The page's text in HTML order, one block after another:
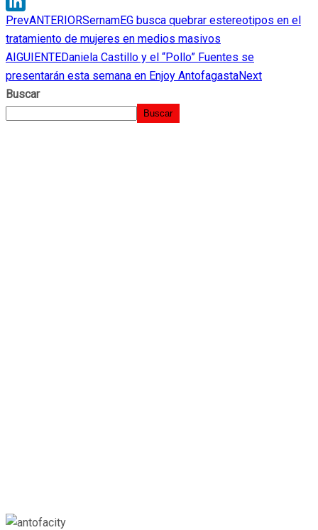
LinkedIn
PrevANTERIORSernamEG busca quebrar estereotipos en el
tratamiento de mujeres en medios masivos
AIGUIENTEDaniela Castillo y el “Pollo” Fuentes se
presentarán esta semana en Enjoy AntofagastaNext
Buscar
Buscar